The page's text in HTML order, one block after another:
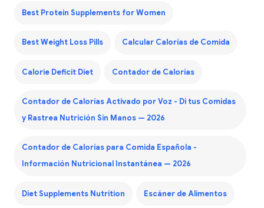
Best Protein Supplements for Women
Best Weight Loss Pills Calcular Calorías de Comida
Calorie Deficit Diet Contador de Calorías
Contador de Calorías Activado por Voz - Di tus Comidas
y Rastrea Nutrición Sin Manos — 2026
Contador de Calorías para Comida Española -
Información Nutricional Instantánea — 2026
Diet Supplements Nutrition Escáner de Alimentos